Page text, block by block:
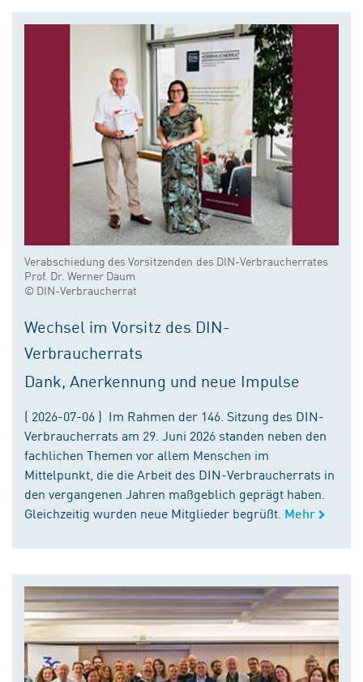
Verabschiedung des Vorsitzenden des DIN-Verbraucherrates
Prof. Dr. Werner Daum
© DIN-Verbraucherrat
Wechsel im Vorsitz des DIN-
Verbraucherrats
Dank, Anerkennung und neue Impulse
( 2026-07-06 ) Im Rahmen der 146. Sitzung des DIN-
Verbraucherrats am 29. Juni 2026 standen neben den
fachlichen Themen vor allem Menschen im
Mittelpunkt, die die Arbeit des DIN-Verbraucherrats in
den vergangenen Jahren maßgeblich geprägt haben.
Gleichzeitig wurden neue Mitglieder begrüßt. Mehr